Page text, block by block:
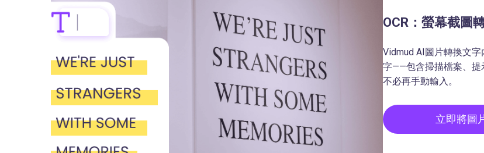
OCR：螢幕截圖
Vidmud AI圖片轉換文
字——包含掃描檔案、提
不必再手動輸入。
立即將圖